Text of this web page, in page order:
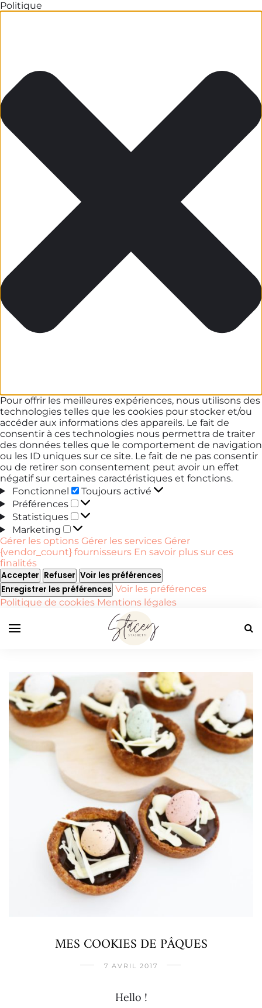
Politique
Pour offrir les meilleures expériences, nous utilisons des
technologies telles que les cookies pour stocker et/ou
accéder aux informations des appareils. Le fait de
consentir à ces technologies nous permettra de traiter
des données telles que le comportement de navigation
ou les ID uniques sur ce site. Le fait de ne pas consentir
ou de retirer son consentement peut avoir un effet
négatif sur certaines caractéristiques et fonctions.
Fonctionnel
Fonctionnel
Toujours activé
Préférences
Préférences
Statistiques
Statistiques
Marketing
Marketing
Gérer les options Gérer les services Gérer
{vendor_count} fournisseurs En savoir plus sur ces
finalités
Accepter Refuser Voir les préférences
Enregistrer les préférences Voir les préférences
Politique de cookies Mentions légales
MES COOKIES DE PÂQUES
7 AVRIL 2017
Hello !